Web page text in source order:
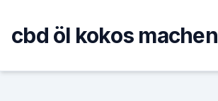
content
cbd öl kokos machen